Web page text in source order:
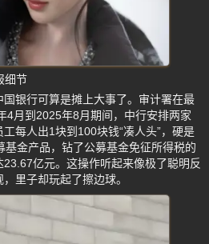
细节
银行可算是摊上大事了。审计署在最
4月到2025年8月期间，中行安排两家
每人出1块到100块钱“凑人头”，硬是
金产品，钻了公募基金免征所得税的
亿元。这操作听起来像极了聪明反
里子却玩起了擦边球。